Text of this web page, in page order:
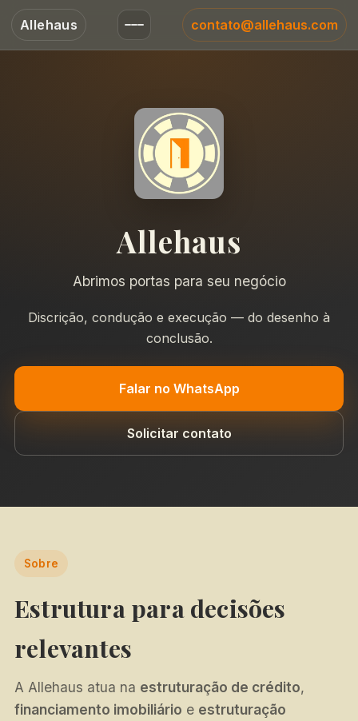
Allehaus contato@allehaus.com
Allehaus
Abrimos portas para seu negócio
Discrição, condução e execução — do desenho à
conclusão.
Falar no WhatsApp
Solicitar contato
Sobre
Estrutura para decisões
relevantes
A Allehaus atua na estruturação de crédito,
financiamento imobiliário e estruturação